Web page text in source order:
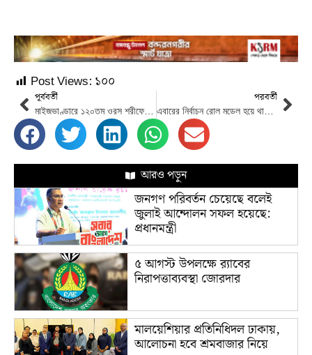
Post Views: ১০০
পূর্ববর্তী
মাইজভাণ্ডারে ১২০তম ওরস শরীফের মূল কার্যক্রম শুরু: শনিবার আখেরি মোনাজাত
পরবর্তী
এবারের নির্বাচন রোল মডেল হয়ে থাকবে: স্বরাষ্ট্র উপদেষ্টা
আরও পড়ুন
জনগণ পরিবর্তন চেয়েছে বলেই
জুলাই আন্দোলন সফল হয়েছে:
প্রধানমন্ত্রী
৫ আগস্ট উপলক্ষে র‌্যাবের
নিরাপত্তাব্যবস্থা জোরদার
মালয়েশিয়ার প্রতিনিধিদল ঢাকায়,
আলোচনা হবে শ্রমবাজার নিয়ে